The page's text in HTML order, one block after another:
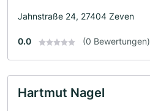
Jahnstraße 24, 27404 Zeven
0.0 (0 Bewertungen)
Hartmut Nagel